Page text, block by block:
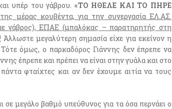
υπέρ του γάβρου. «ΤΟ ΗΘΕΛΕ ΚΑΙ ΤΟ ΠΗΡΕ
μέρας κουβέντα, για την συνεργασία ΕΛ.ΑΣ.
γάβρος), ΕΠΑΕ (μπαλόκας – παρατηρητής στη
Άλλωστε μεγαλύτερη σημασία είχε για εκείνον η
όμως, ο παρκαδόρος Γιάννης δεν έπρεπε να
έπρεπε και πρέπει να είναι στην γυάλα και στο
φταίχτες και αν δεν έχουμε αιτία να τους
σε μεγάλο βαθμό υπεύθυνος για τα όσα περνάει ο